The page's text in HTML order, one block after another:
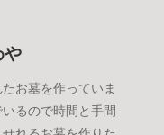
や
お墓を作っていま
るので時間と手間